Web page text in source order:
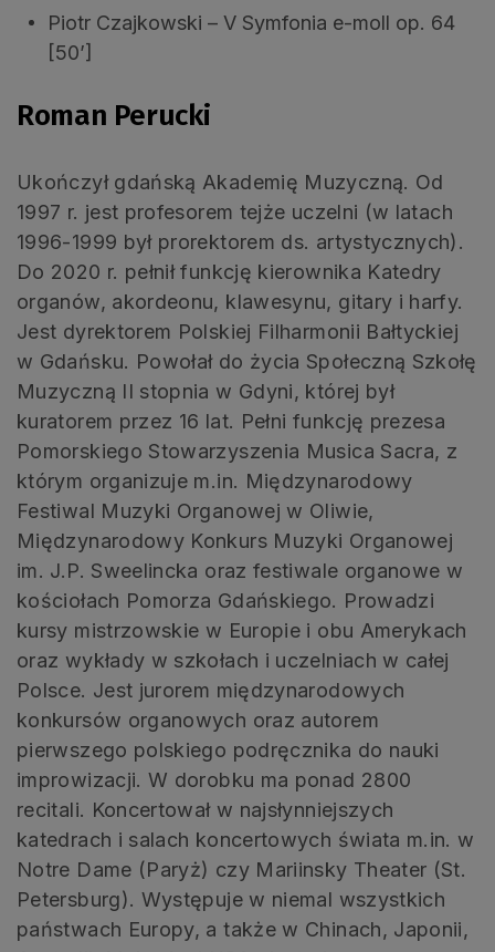
Piotr Czajkowski – V Symfonia e-moll op. 64
[50’]
Roman Perucki
Ukończył gdańską Akademię Muzyczną. Od
1997 r. jest profesorem tejże uczelni (w latach
1996-1999 był prorektorem ds. artystycznych).
Do 2020 r. pełnił funkcję kierownika Katedry
organów, akordeonu, klawesynu, gitary i harfy.
Jest dyrektorem Polskiej Filharmonii Bałtyckiej
w Gdańsku. Powołał do życia Społeczną Szkołę
Muzyczną II stopnia w Gdyni, której był
kuratorem przez 16 lat. Pełni funkcję prezesa
Pomorskiego Stowarzyszenia Musica Sacra, z
którym organizuje m.in. Międzynarodowy
Festiwal Muzyki Organowej w Oliwie,
Międzynarodowy Konkurs Muzyki Organowej
im. J.P. Sweelincka oraz festiwale organowe w
kościołach Pomorza Gdańskiego. Prowadzi
kursy mistrzowskie w Europie i obu Amerykach
oraz wykłady w szkołach i uczelniach w całej
Polsce. Jest jurorem międzynarodowych
konkursów organowych oraz autorem
pierwszego polskiego podręcznika do nauki
improwizacji. W dorobku ma ponad 2800
recitali. Koncertował w najsłynniejszych
katedrach i salach koncertowych świata m.in. w
Notre Dame (Paryż) czy Mariinsky Theater (St.
Petersburg). Występuje w niemal wszystkich
państwach Europy, a także w Chinach, Japonii,